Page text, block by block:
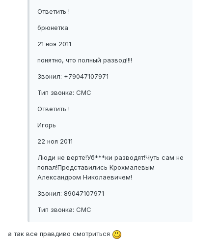
Ответить !
брюнетка
21 ноя 2011
понятно, что полный развод!!!!
Звонил: +79047107971
Тип звонка: СМС
Ответить !
Игорь
22 ноя 2011
Люди не верте!Уб***ки разводят!Чуть сам не
попал!Представились Крохмалевым
Александром Николаевичем!
Звонил: 89047107971
Тип звонка: СМС
а так все правдиво смотриться